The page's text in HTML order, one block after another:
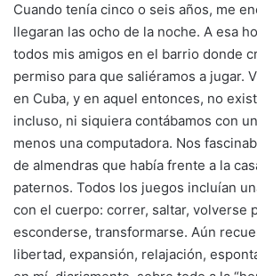
Cuando tenía cinco o seis años, me
llegaran las ocho de la noche. A esa
todos mis amigos en el barrio donde
permiso para que saliéramos a jugar.
en Cuba, y en aquel entonces, no
incluso, ni siquiera contábamos con
menos una computadora. Nos
de almendras que había frente a la
paternos. Todos los juegos incluían
con el cuerpo: correr, saltar, volverse
esconderse, transformarse. Aún
libertad, expansión, relajación,